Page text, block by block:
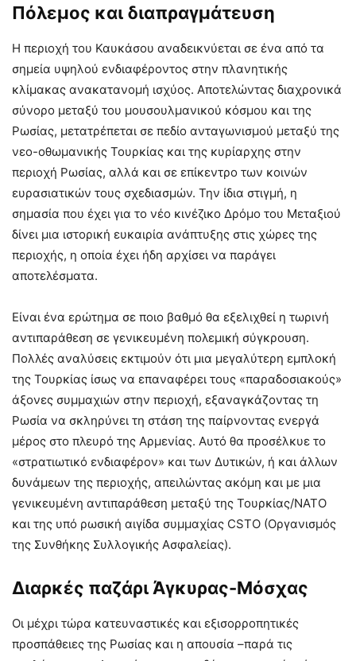
Πόλεμος και διαπραγμάτευση
Η περιοχή του Καυκάσου αναδεικνύεται σε ένα από τα
σημεία υψηλού ενδιαφέροντος στην πλανητικής
κλίμακας ανακατανομή ισχύος. Αποτελώντας διαχρονικά
σύνορο μεταξύ του μουσουλμανικού κόσμου και της
Ρωσίας, μετατρέπεται σε πεδίο ανταγωνισμού μεταξύ της
νεο-οθωμανικής Τουρκίας και της κυρίαρχης στην
περιοχή Ρωσίας, αλλά και σε επίκεντρο των κοινών
ευρασιατικών τους σχεδιασμών. Την ίδια στιγμή, η
σημασία που έχει για το νέο κινέζικο Δρόμο του Μεταξιού
δίνει μια ιστορική ευκαιρία ανάπτυξης στις χώρες της
περιοχής, η οποία έχει ήδη αρχίσει να παράγει
αποτελέσματα.
Είναι ένα ερώτημα σε ποιο βαθμό θα εξελιχθεί η τωρινή
αντιπαράθεση σε γενικευμένη πολεμική σύγκρουση.
Πολλές αναλύσεις εκτιμούν ότι μια μεγαλύτερη εμπλοκή
της Τουρκίας ίσως να επαναφέρει τους «παραδοσιακούς»
άξονες συμμαχιών στην περιοχή, εξαναγκάζοντας τη
Ρωσία να σκληρύνει τη στάση της παίρνοντας ενεργά
μέρος στο πλευρό της Αρμενίας. Αυτό θα προσέλκυε το
«στρατιωτικό ενδιαφέρον» και των Δυτικών, ή και άλλων
δυνάμεων της περιοχής, απειλώντας ακόμη και με μια
γενικευμένη αντιπαράθεση μεταξύ της Τουρκίας/ΝΑΤΟ
και της υπό ρωσική αιγίδα συμμαχίας CSTO (Οργανισμός
της Συνθήκης Συλλογικής Ασφαλείας).
Διαρκές παζάρι Άγκυρας-Μόσχας
Οι μέχρι τώρα κατευναστικές και εξισορροπητικές
προσπάθειες της Ρωσίας και η απουσία –παρά τις